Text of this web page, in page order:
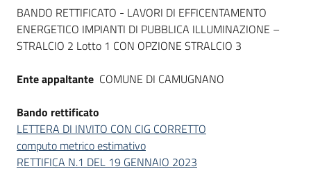
Dati del bando
BANDO RETTIFICATO - LAVORI DI EFFICENTAMENTO
ENERGETICO IMPIANTI DI PUBBLICA ILLUMINAZIONE –
STRALCIO 2 Lotto 1 CON OPZIONE STRALCIO 3
Ente appaltante COMUNE DI CAMUGNANO
Bando rettificato
LETTERA DI INVITO CON CIG CORRETTO
computo metrico estimativo
RETTIFICA N.1 DEL 19 GENNAIO 2023